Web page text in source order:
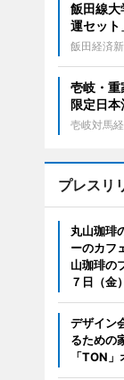
飯田線大
運セッ
飯田経済
壱岐・
限定日本
壱岐対馬
プレスリ
丸山珈琲
ーのカフ
山珈琲の
７日（金
デザイン
るための
「TON